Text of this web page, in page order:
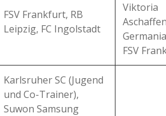
FSV Frankfurt, RB
Leipzig, FC Ingolstadt
Viktoria
FSV
Karlsruher SC (Jugend
und Co-Trainer),
Suwon Samsung